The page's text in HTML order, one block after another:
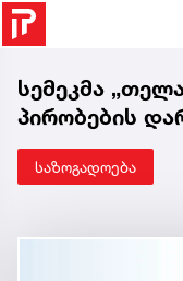
სემეკმა
პირობების
საზოგადოება